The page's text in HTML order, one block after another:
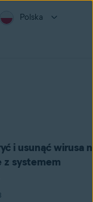
Polska
i usunąć wirusa
systemem